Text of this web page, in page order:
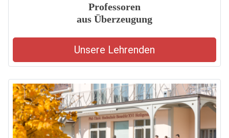
Professoren
aus Überzeugung
Unsere Lehrenden